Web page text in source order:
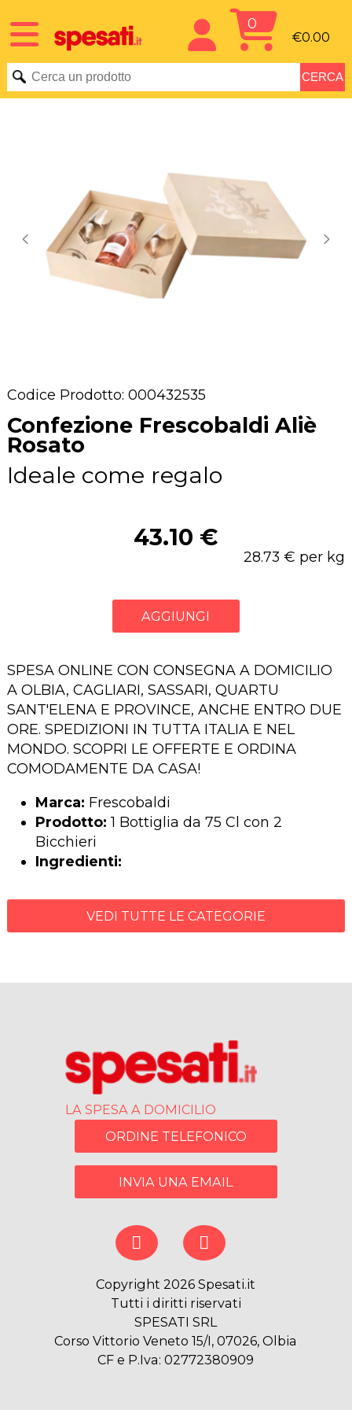
0
€0.00
Codice Prodotto: 000432535
Confezione Frescobaldi Aliè
Rosato
Ideale come regalo
43.10 €
28.73 € per kg
AGGIUNGI
SPESA ONLINE CON CONSEGNA A DOMICILIO
A OLBIA, CAGLIARI, SASSARI, QUARTU
SANT'ELENA E PROVINCE, ANCHE ENTRO DUE
ORE. SPEDIZIONI IN TUTTA ITALIA E NEL
MONDO. SCOPRI LE OFFERTE E ORDINA
COMODAMENTE DA CASA!
Marca: Frescobaldi
Prodotto: 1 Bottiglia da 75 Cl con 2
Bicchieri
Ingredienti:
VEDI TUTTE LE CATEGORIE
LA SPESA A DOMICILIO
ORDINE TELEFONICO
INVIA UNA EMAIL
Copyright 2026 Spesati.it
Tutti i diritti riservati
SPESATI SRL
Corso Vittorio Veneto 15/I, 07026, Olbia
CF e P.Iva: 02772380909